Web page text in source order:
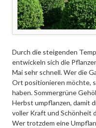
Durch die steigenden
entwickeln sich die
Mai sehr schnell. Wer die
Ort positionieren möchte,
haben. Sommergrüne
Herbst umpflanzen, damit
voller Kraft und Schönheit
Wer trotzdem eine